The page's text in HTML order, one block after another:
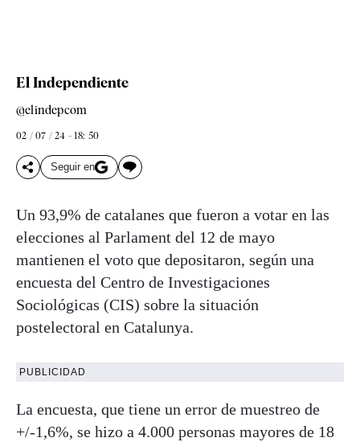
El Independiente
@elindepcom
02 / 07 / 24 - 18: 50
Seguir en
Un 93,9% de catalanes que fueron a votar en las
elecciones al Parlament del 12 de mayo
mantienen el voto que depositaron, según una
encuesta del Centro de Investigaciones
Sociológicas (CIS) sobre la situación
postelectoral en Catalunya.
PUBLICIDAD
La encuesta, que tiene un error de muestreo de
+/-1,6%, se hizo a 4.000 personas mayores de 18